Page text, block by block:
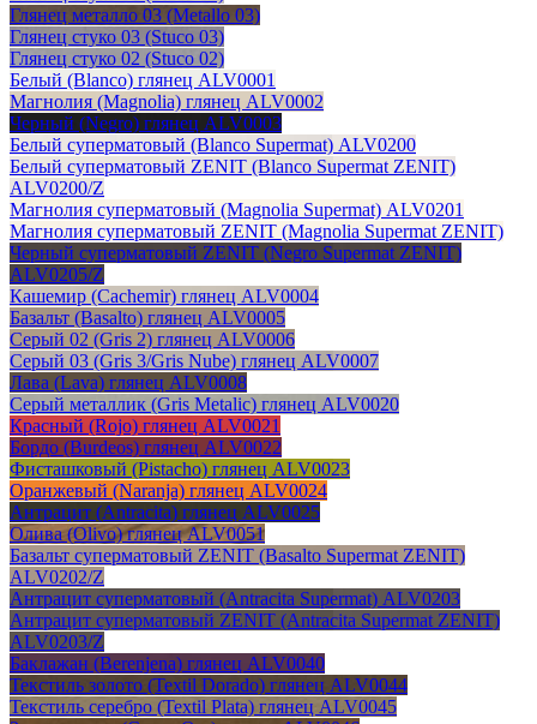
Глянец металло 03 (Metallo 03)
Глянец стуко 03 (Stuco 03)
Глянец стуко 02 (Stuco 02)
Белый (Blanco) глянец ALV0001
Магнолия (Magnolia) глянец ALV0002
Черный (Negro) глянец ALV0003
Белый суперматовый (Blanco Supermat) ALV0200
Белый суперматовый ZENIT (Blanco Supermat ZENIT)
ALV0200/Z
Магнолия суперматовый (Magnolia Supermat) ALV0201
Магнолия суперматовый ZENIT (Magnolia Supermat ZENIT)
Черный суперматовый ZENIT (Negro Supermat ZENIT)
ALV0205/Z
Кашемир (Cachemir) глянец ALV0004
Базальт (Basalto) глянец ALV0005
Серый 02 (Gris 2) глянец ALV0006
Серый 03 (Gris 3/Gris Nube) глянец ALV0007
Лава (Lava) глянец ALV0008
Серый металлик (Gris Metalic) глянец ALV0020
Красный (Rojo) глянец ALV0021
Бордо (Burdeos) глянец ALV0022
Фисташковый (Pistacho) глянец ALV0023
Оранжевый (Naranja) глянец ALV0024
Антрацит (Antracita) глянец ALV0025
Олива (Olivo) глянец ALV0051
Базальт суперматовый ZENIT (Basalto Supermat ZENIT)
ALV0202/Z
Антрацит суперматовый (Antracita Supermat) ALV0203
Антрацит суперматовый ZENIT (Antracita Supermat ZENIT)
ALV0203/Z
Баклажан (Berenjena) глянец ALV0040
Текстиль золото (Textil Dorado) глянец ALV0044
Текстиль серебро (Textil Plata) глянец ALV0045